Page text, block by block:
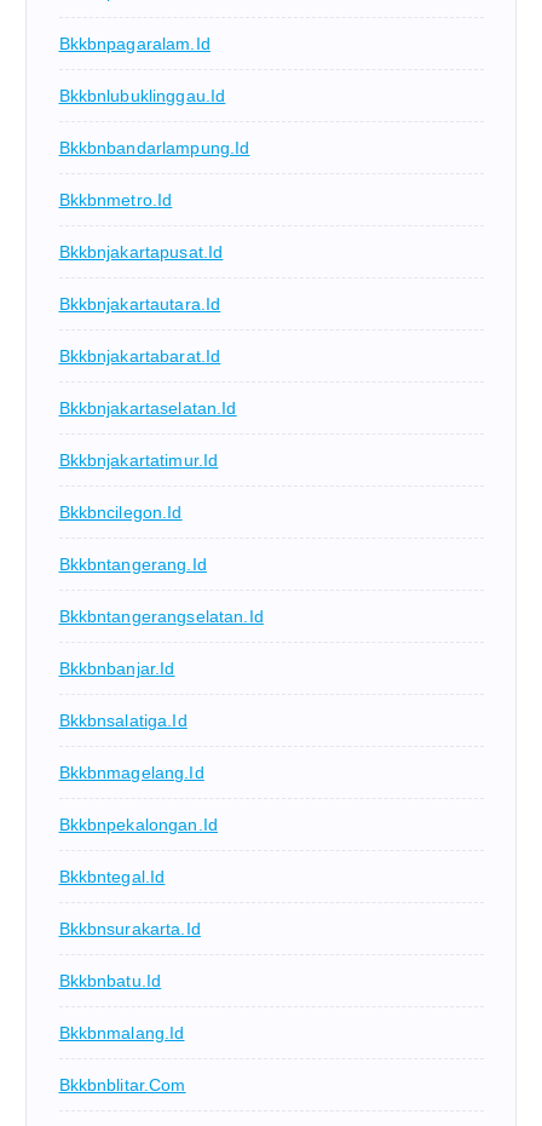
Bkkbnpagaralam.id
Bkkbnlubuklinggau.id
Bkkbnbandarlampung.id
Bkkbnmetro.id
Bkkbnjakartapusat.id
Bkkbnjakartautara.id
Bkkbnjakartabarat.id
Bkkbnjakartaselatan.id
Bkkbnjakartatimur.id
Bkkbncilegon.id
Bkkbntangerang.id
Bkkbntangerangselatan.id
Bkkbnbanjar.id
Bkkbnsalatiga.id
Bkkbnmagelang.id
Bkkbnpekalongan.id
Bkkbntegal.id
Bkkbnsurakarta.id
Bkkbnbatu.id
Bkkbnmalang.id
Bkkbnblitar.com